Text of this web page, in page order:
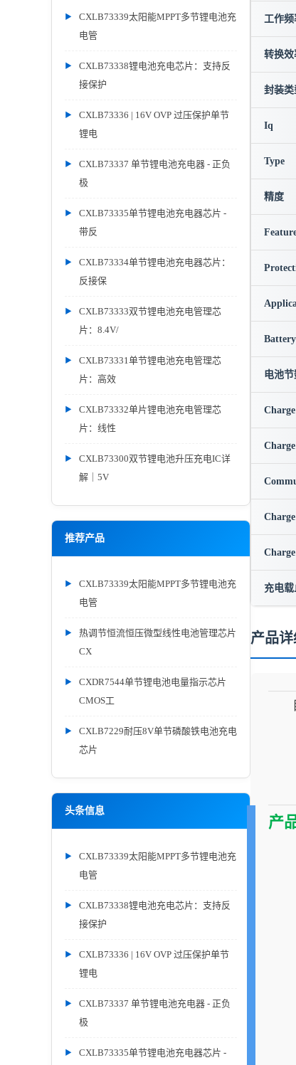
CXLB73339太阳能MPPT多节锂电池充
电管
CXLB73338锂电池充电芯片：支持反
接保护
CXLB73336 | 16V OVP 过压保护单节
锂电
CXLB73337 单节锂电池充电器 - 正负
极
CXLB73335单节锂电池充电器芯片 -
带反
CXLB73334单节锂电池充电器芯片：
反接保
CXLB73333双节锂电池充电管理芯
片：8.4V/
CXLB73331单节锂电池充电管理芯
片：高效
CXLB73332单片锂电池充电管理芯
片：线性
CXLB73300双节锂电池升压充电IC详
解｜5V
推荐产品
CXLB73339太阳能MPPT多节锂电池充
电管
热调节恒流恒压微型线性电池管理芯片
CX
CXDR7544单节锂电池电量指示芯片
CMOS工
CXLB7229耐压8V单节磷酸铁电池充电
芯片
头条信息
CXLB73339太阳能MPPT多节锂电池充
电管
CXLB73338锂电池充电芯片：支持反
接保护
CXLB73336 | 16V OVP 过压保护单节
锂电
CXLB73337 单节锂电池充电器 - 正负
极
CXLB73335单节锂电池充电器芯片 -
工作频
转换效
封装类
Iq
Type
精度
电池节
充电
产品
产